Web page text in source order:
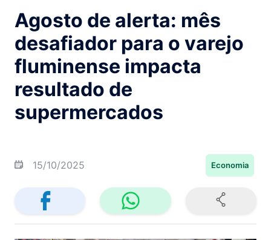
Agosto de alerta: mês
desafiador para o varejo
fluminense impacta
resultado de
supermercados
15/10/2025 Economia